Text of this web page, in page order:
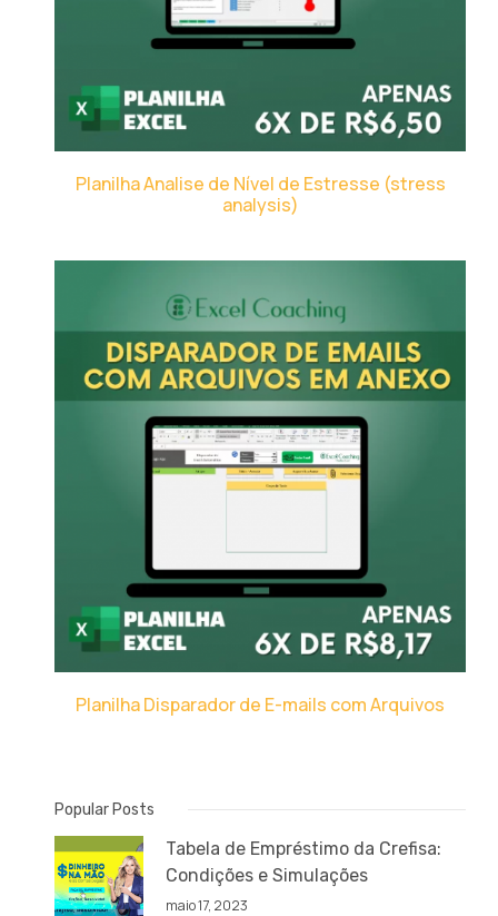
Planilha Analise de Nível de Estresse (stress
analysis)
Planilha Disparador de E-mails com Arquivos
Popular Posts
Tabela de Empréstimo da Crefisa:
Condições e Simulações
maio 17, 2023